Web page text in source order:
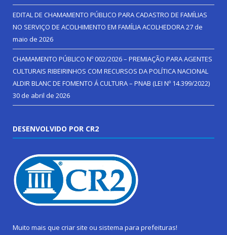
EDITAL DE CHAMAMENTO PÚBLICO PARA CADASTRO DE FAMÍLIAS
NO SERVIÇO DE ACOLHIMENTO EM FAMÍLIA ACOLHEDORA27 de
maio de 2026
CHAMAMENTO PÚBLICO Nº 002/2026 – PREMIAÇÃO PARA AGENTES
CULTURAIS RIBEIRINHOS COM RECURSOS DA POLÍTICA NACIONAL
ALDIR BLANC DE FOMENTO Á CULTURA – PNAB (LEI Nº 14.399/2022)
30 de abril de 2026
DESENVOLVIDO POR CR2
Muito mais que criar site ou sistema para prefeituras!